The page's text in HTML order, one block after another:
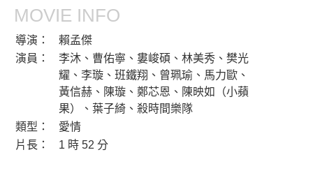
MOVIE INFO
導演：
賴孟傑
演員：
李沐、曹佑寧、婁峻碩、林美秀、樊光
耀、李璇、班鐵翔、曾珮瑜、馬力歐、
黃信赫、陳璇、鄭芯恩、陳映如（小蘋
果）、葉子綺、殺時間樂隊
類型：
愛情
片長：
1 時 52 分